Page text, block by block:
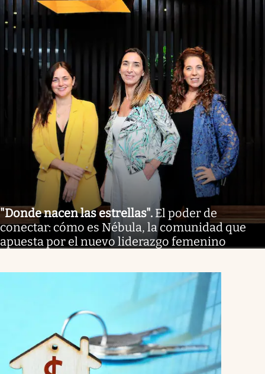
"Donde nacen las estrellas". El poder de
conectar: cómo es Nébula, la comunidad que
apuesta por el nuevo liderazgo femenino